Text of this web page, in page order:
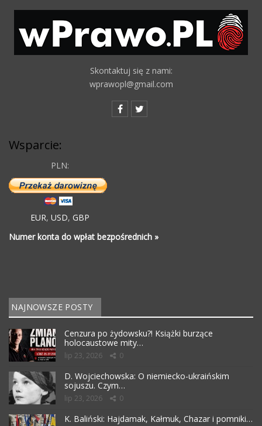
Skontaktuj się z nami:
wprawopl@gmail.com
Wsparcie:
PLN:
EUR, USD, GBP
Numer konta do wpłat bezpośrednich »
NAJNOWSZE POSTY
Cenzura po żydowsku?! Książki burzące
holocaustowe mity…
lip 23, 2026 0
D. Wojciechowska: O niemiecko-ukraińskim
sojuszu. Czym…
lip 23, 2026 0
K. Baliński: Hajdamak, Kałmuk, Chazar i pomniki…